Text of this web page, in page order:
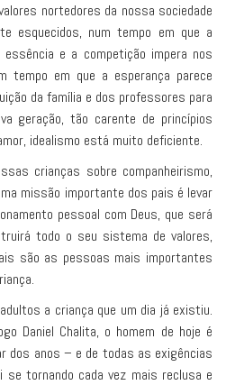
nortedores da nossa sociedade
esquecidos, num tempo em que a
e a competição impera nos
tempo em que a esperança parece
da família e dos professores para
geração, tão carente de princípios
idealismo está muito deficiente.
crianças sobre companheirismo,
missão importante dos pais é levar
pessoal com Deus, que será
todo o seu sistema de valores,
são as pessoas mais importantes
a criança que um dia já existiu.
Daniel Chalita, o homem de hoje é
dos anos – e de todas as exigências
se tornando cada vez mais reclusa e